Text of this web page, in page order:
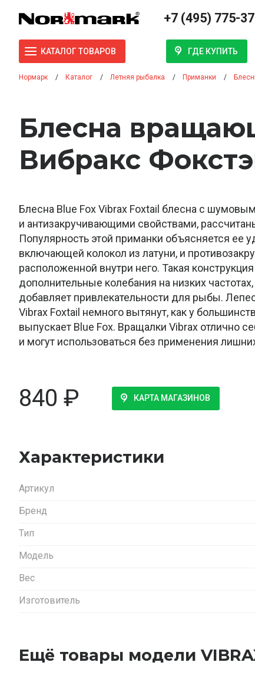
+7 (495) 775-
КАТАЛОГ ТОВАРОВ ГДЕ КУПИТЬ
Нормарк Каталог Летняя рыбалка Приманки
Блесна
Вибракс
Блесна Blue Fox Vibrax Foxtail блесна с
и антизакручивающими свойствами,
Популярность этой приманки объясняется ее
включающей колокол из латуни, и
расположенной внутри него. Такая
дополнительные колебания на низких
добавляет привлекательности для рыбы.
Vibrax Foxtail немного вытянут, как у
выпускает Blue Fox. Вращалки Vibrax отлично
и могут использоваться без применения
840 ₽ КАРТА МАГАЗИНОВ
Характеристики
Артикул
Бренд
Тип
Модель
Вес
Изготовитель
Ещё товары модели